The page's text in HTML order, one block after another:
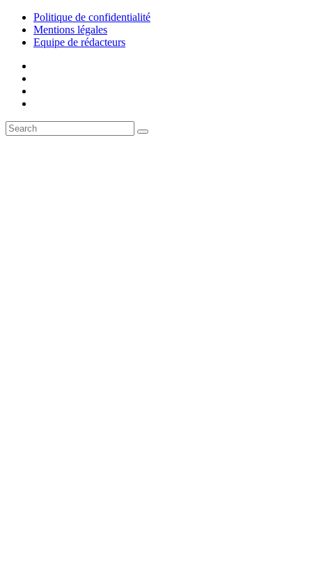
Politique de confidentialité
Mentions légales
Equipe de rédacteurs